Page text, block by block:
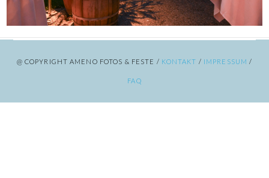
@ COPYRIGHT AMENO FOTOS & FESTE / KONTAKT / IMPRESSUM /
FAQ